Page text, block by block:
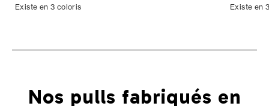
Existe en 3 coloris Existe en
Nos pulls fabriqués en